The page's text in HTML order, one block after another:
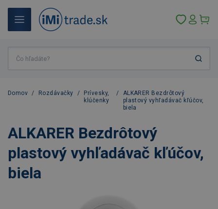
Domov / Rozdávačky /
Prívesky,
klúčenky
/
ALKARER Bezdrôtový
plastový vyhľadávač kľúčov,
biela
ALKARER Bezdrôtový
plastový vyhľadávač kľúčov,
biela